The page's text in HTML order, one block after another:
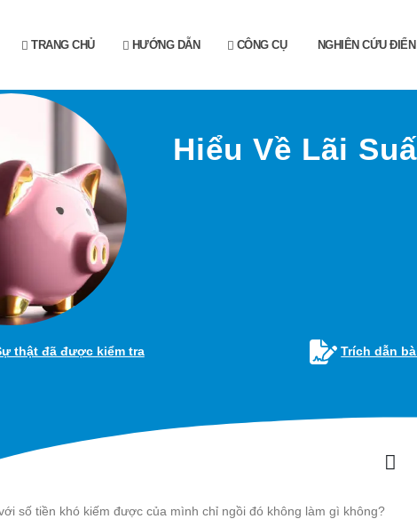
TRANG CHỦ HƯỚNG DẪN CÔNG CỤ NGHIÊN CỨU ĐIỂN
Hiểu Về Lãi
thật đã được kiểm tra Trích dẫn
số tiền khó kiếm được của mình chỉ ngồi đó không làm gì không?